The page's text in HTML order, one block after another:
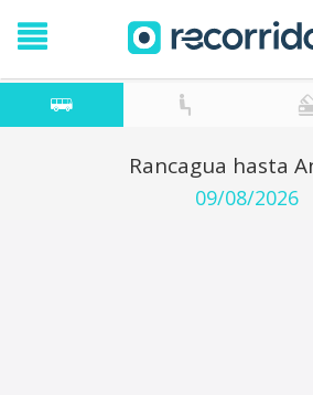
Rancagua hasta
09/08/2026